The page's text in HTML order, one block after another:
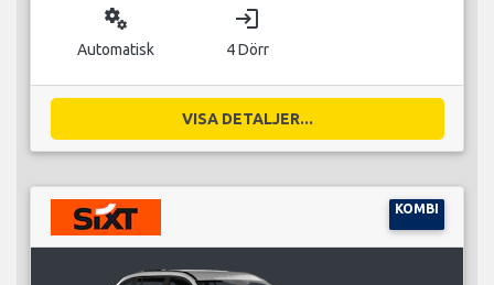
miscellaneous_services
Automatisk
login
4 Dörr
VISA DETALJER...
KOMBI